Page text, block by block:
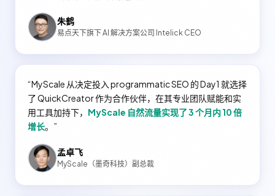
朱鹤
易点天下旗下 AI 解决方案公司 Intelick CEO
“MyScale 从决定投入 programmatic SEO 的 Day1 就选择
了 QuickCreator 作为合作伙伴，在其专业团队赋能和实
用工具加持下， MyScale 自然流量实现了 3 个月内 10 倍
增长。 ”
孟卓飞
MyScale（墨奇科技）副总裁